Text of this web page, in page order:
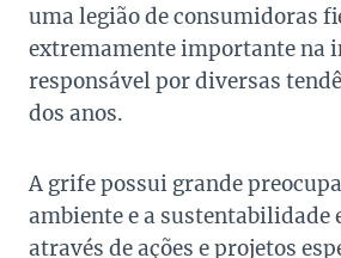
uma legião de consumidoras
extremamente importante na
responsável por diversas
dos anos.
A grife possui grande
ambiente e a sustentabilidade
através de ações e projetos